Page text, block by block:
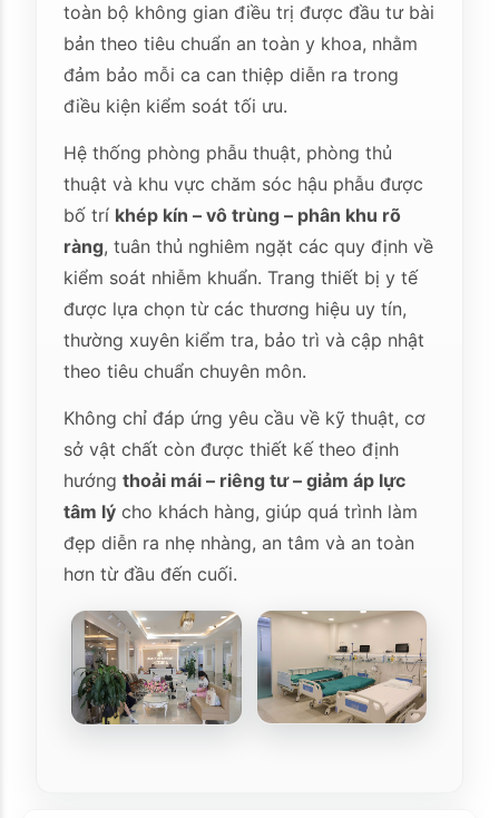
toàn bộ không gian điều trị được đầu tư bài
bản theo tiêu chuẩn an toàn y khoa, nhằm
đảm bảo mỗi ca can thiệp diễn ra trong
điều kiện kiểm soát tối ưu.
Hệ thống phòng phẫu thuật, phòng thủ
thuật và khu vực chăm sóc hậu phẫu được
bố trí khép kín – vô trùng – phân khu rõ
ràng, tuân thủ nghiêm ngặt các quy định về
kiểm soát nhiễm khuẩn. Trang thiết bị y tế
được lựa chọn từ các thương hiệu uy tín,
thường xuyên kiểm tra, bảo trì và cập nhật
theo tiêu chuẩn chuyên môn.
Không chỉ đáp ứng yêu cầu về kỹ thuật, cơ
sở vật chất còn được thiết kế theo định
hướngthoải mái – riêng tư – giảm áp lực
tâm lý cho khách hàng, giúp quá trình làm
đẹp diễn ra nhẹ nhàng, an tâm và an toàn
hơn từ đầu đến cuối.